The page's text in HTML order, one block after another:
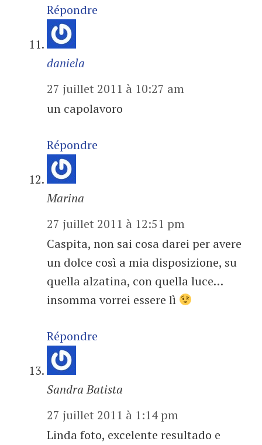
Répondre
daniela
27 juillet 2011 à 10:27 am
un capolavoro
Répondre
Marina
27 juillet 2011 à 12:51 pm
Caspita, non sai cosa darei per avere
un dolce così a mia disposizione, su
quella alzatina, con quella luce…
insomma vorrei essere lì
Répondre
Sandra Batista
27 juillet 2011 à 1:14 pm
Linda foto, excelente resultado e